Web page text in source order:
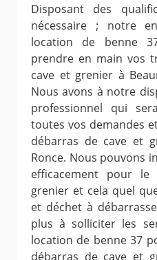
Disposant des
nécessaire ; notre
location de benne
prendre en main vos
cave et grenier à
Nous avons à notre
professionnel qui
toutes vos demandes
débarras de cave et
Ronce. Nous pouvons
efficacement pour
grenier et cela quel
et déchet à
plus à solliciter les
location de benne 37
débarras de cave et